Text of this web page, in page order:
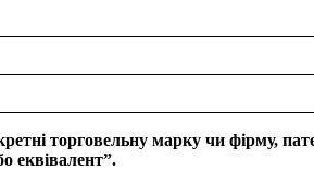
торговельну марку чи фірму,
еквівалент”.